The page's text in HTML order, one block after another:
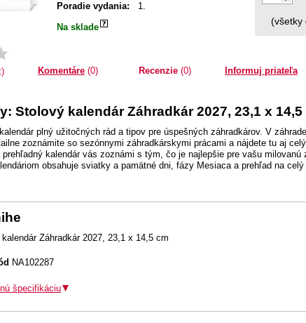
Poradie vydania:
1.
Na sklade
(všetky
Komentáre (0) Recenzie(0) Informuj priateľa
Stolový kalendár Záhradkár 2027, 23,1 x 14,5
plný užitočných rád a tipov pre úspešných záhradkárov. V
zoznámite so sezónnymi záhradkárskymi prácami a nájdete tu aj
kalendár vás zoznámi s tým, čo je najlepšie pre vašu milovanú
obsahuje sviatky a pamätné dni, fázy Mesiaca a prehľad na celý
Záhradkár 2027, 23,1 x 14,5 cm
NA102287
špecifikáciu